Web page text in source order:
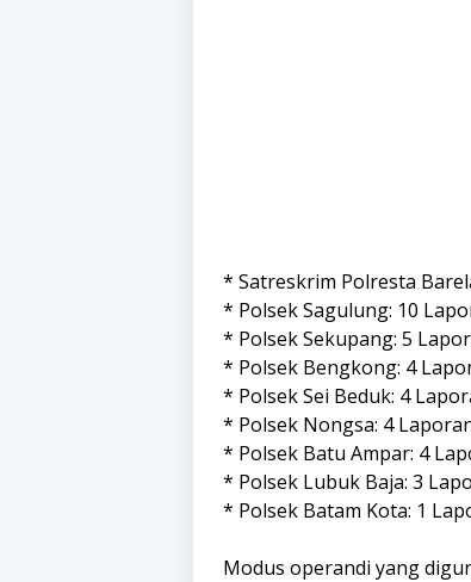
* Satreskrim Polresta
* Polsek Sagulung: 10
* Polsek Sekupang: 5
* Polsek Bengkong: 4
* Polsek Sei Beduk: 4
* Polsek Nongsa: 4
* Polsek Batu Ampar: 4
* Polsek Lubuk Baja: 3
* Polsek Batam Kota: 1
Modus operandi yang